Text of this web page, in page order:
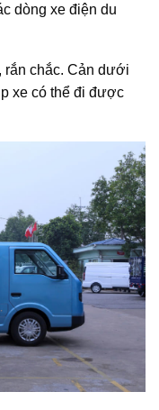
dòng xe điện du
rắn chắc. Cản dưới
xe có thể đi được